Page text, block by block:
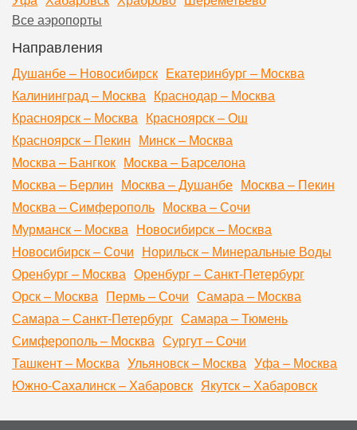
Все аэропорты
Направления
Душанбе – Новосибирск Екатеринбург – Москва
Калининград – Москва Краснодар – Москва
Красноярск – Москва Красноярск – Ош
Красноярск – Пекин Минск – Москва
Москва – Бангкок Москва – Барселона
Москва – Берлин Москва – Душанбе Москва – Пекин
Москва – Симферополь Москва – Сочи
Мурманск – Москва Новосибирск – Москва
Новосибирск – Сочи Норильск – Минеральные Воды
Оренбург – Москва Оренбург – Санкт-Петербург
Орск – Москва Пермь – Сочи Самара – Москва
Самара – Санкт-Петербург Самара – Тюмень
Симферополь – Москва Сургут – Сочи
Ташкент – Москва Ульяновск – Москва Уфа – Москва
Южно-Сахалинск – Хабаровск Якутск – Хабаровск